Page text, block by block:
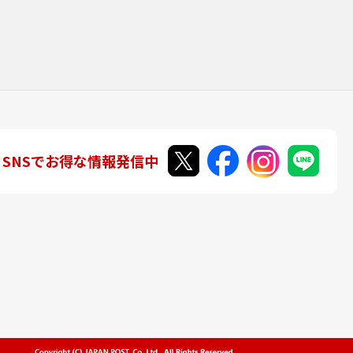
SNSでお得な情報発信中